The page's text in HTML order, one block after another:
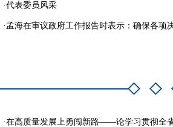
·代表委员风采
·孟海在审议政府工作报告时表示：确保各项
·在高质量发展上勇闯新路——论学习贯彻全